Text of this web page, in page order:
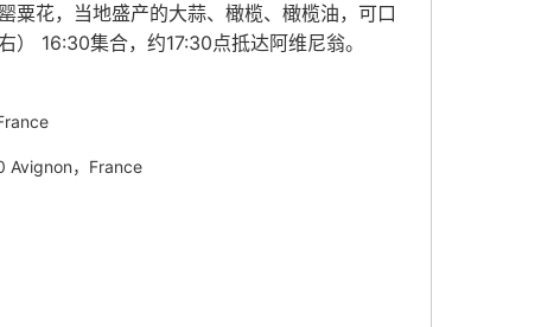
粟花，当地盛产的大蒜、橄榄、橄榄油，可口
16:30集合，约17:30点抵达阿维尼翁。
Avignon，France